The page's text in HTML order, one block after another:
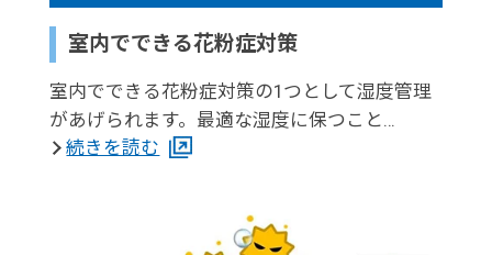
室内でできる花粉症対策
室内でできる花粉症対策の1つとして湿度管理
があげられます。最適な湿度に保つこと…
続きを読む